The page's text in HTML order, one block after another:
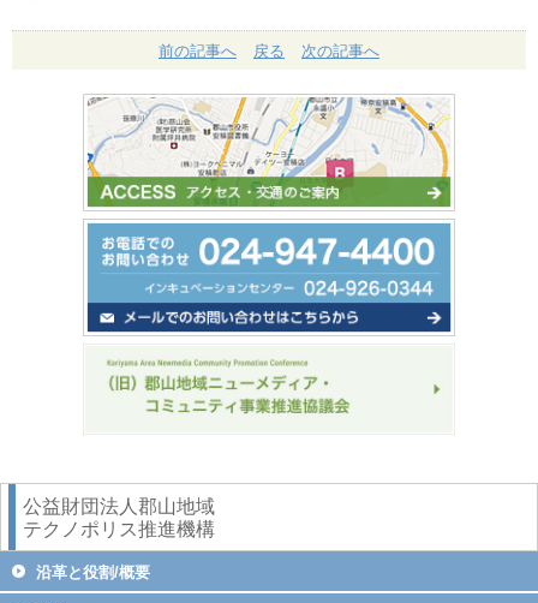
前の記事へ 戻る 次の記事へ
公益財団法人郡山地域
テクノポリス推進機構
沿革と役割/概要